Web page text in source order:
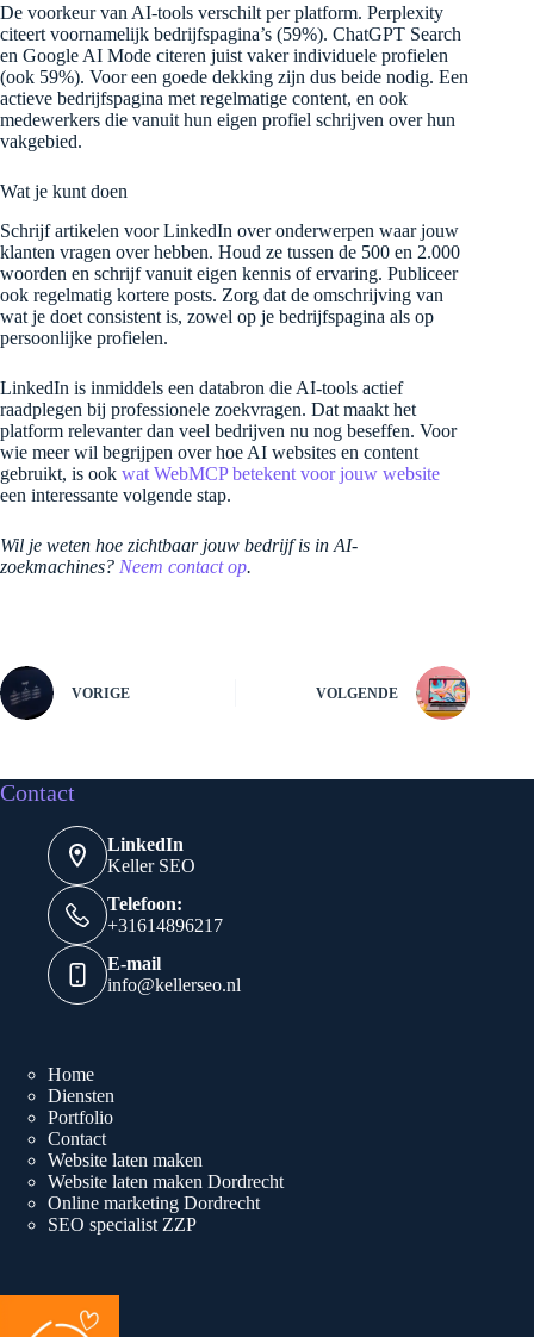
De voorkeur van AI-tools verschilt per platform. Perplexity
citeert voornamelijk bedrijfspagina’s (59%). ChatGPT Search
en Google AI Mode citeren juist vaker individuele profielen
(ook 59%). Voor een goede dekking zijn dus beide nodig. Een
actieve bedrijfspagina met regelmatige content, en ook
medewerkers die vanuit hun eigen profiel schrijven over hun
vakgebied.
Wat je kunt doen
Schrijf artikelen voor LinkedIn over onderwerpen waar jouw
klanten vragen over hebben. Houd ze tussen de 500 en 2.000
woorden en schrijf vanuit eigen kennis of ervaring. Publiceer
ook regelmatig kortere posts. Zorg dat de omschrijving van
wat je doet consistent is, zowel op je bedrijfspagina als op
persoonlijke profielen.
LinkedIn is inmiddels een databron die AI-tools actief
raadplegen bij professionele zoekvragen. Dat maakt het
platform relevanter dan veel bedrijven nu nog beseffen. Voor
wie meer wil begrijpen over hoe AI websites en content
gebruikt, is ook wat WebMCP betekent voor jouw website
een interessante volgende stap.
Wil je weten hoe zichtbaar jouw bedrijf is in AI-
zoekmachines? Neem contact op.
VORIGE VOLGENDE
Contact
LinkedIn
Keller SEO
Telefoon:
+31614896217
E-mail
info@kellerseo.nl
Home
Diensten
Portfolio
Contact
Website laten maken
Website laten maken Dordrecht
Online marketing Dordrecht
SEO specialist ZZP